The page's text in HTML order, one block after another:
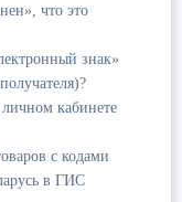
что это
знак»
личном кабинете
с кодами
в ГИС